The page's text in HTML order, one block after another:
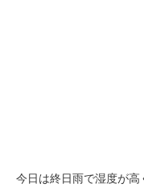
今日は終日雨で湿度が